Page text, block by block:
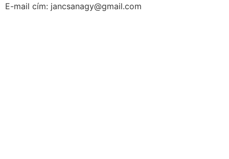
E-mail cím: jancsanagy@gmail.com